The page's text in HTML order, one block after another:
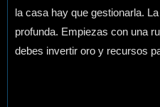
la casa hay que gestionarla.
profunda. Empiezas con una
debes invertir oro y recursos